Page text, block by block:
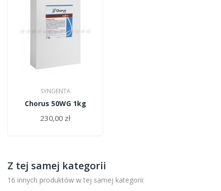
SYNGENTA
Chorus 50WG 1kg
230,00 zł
Z tej samej kategorii
16 innych produktów w tej samej kategorii: